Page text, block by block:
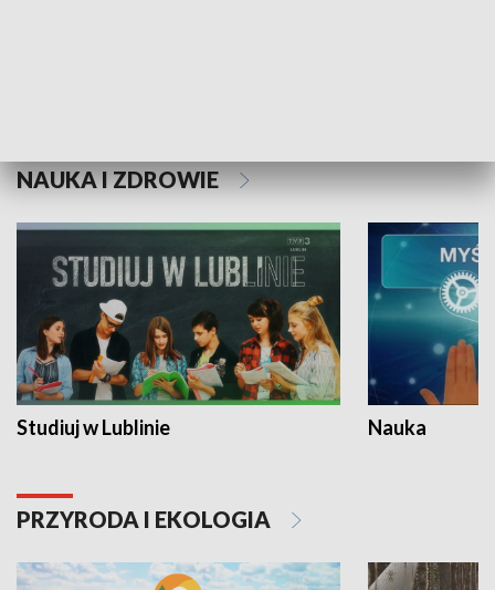
NAUKA I ZDROWIE
Studiuj w Lublinie Nauka
PRZYRODA I EKOLOGIA